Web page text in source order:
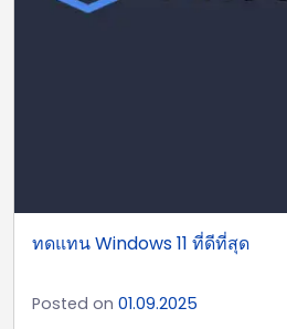
ทดแทน Windows 11 ที่ดีที่สุด
Posted on 01.09.2025